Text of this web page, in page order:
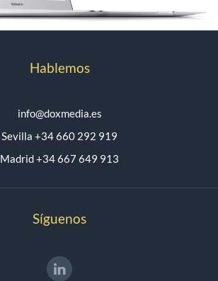
Hablemos
info@doxmedia.es
Sevilla +34 660 292 919
Madrid +34 667 649 913
Síguenos